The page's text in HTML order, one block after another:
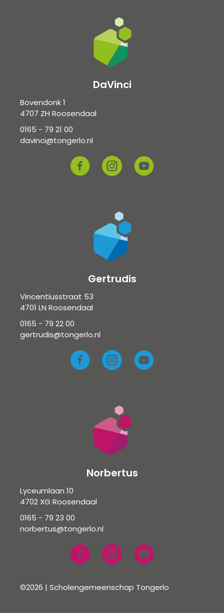
DaVinci
Bovendonk 1
4707 ZH Roosendaal
0165 - 79 21 00
davinci@tongerlo.nl
Gertrudis
Vincentiusstraat 53
4701 LN Roosendaal
0165 - 79 22 00
gertrudis@tongerlo.nl
Norbertus
Lyceumlaan 10
4702 XG Roosendaal
0165 - 79 23 00
norbertus@tongerlo.nl
©2026 | Scholengemeenschap Tongerlo